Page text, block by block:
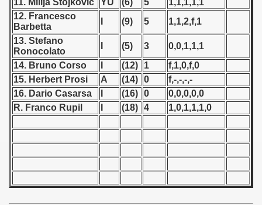
11. Milija Stojkovic
YU (6) 5
1,1,1,1,1
12. Francesco
Barbetta
(9) 5
1,1,2,f,1
13. Stefano
Ronocolato
(5) 3
0,0,1,1,1
14. Bruno Corso
(12) 1
f,1,0,f,0
15. Herbert Prosi
A (14) 0
f,-,-,-,-
16. Dario Casarsa
(16) 0
0,0,0,0,0
R. Franco Rupil
(18) 4 1,0,1,1,1,0
- 1963
- 1964
- 1965
- 1966
- 1967
- 1968
- 1969